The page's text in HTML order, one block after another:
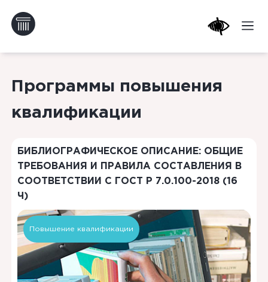
Программы повышения
квалификации
БИБЛИОГРАФИЧЕСКОЕ ОПИСАНИЕ: ОБЩИЕ
ТРЕБОВАНИЯ И ПРАВИЛА СОСТАВЛЕНИЯ В
СООТВЕТСТВИИ С ГОСТ Р 7.0.100-2018 (16
Ч)
Повышение квалификации